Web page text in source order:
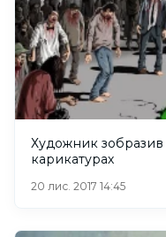
Художник зобразив
карикатурах
20 лис. 2017 14:45